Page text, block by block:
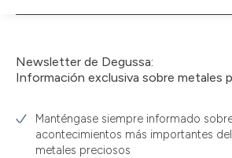
actualmente
Newsletter de Degussa:
Información exclusiva sobre metales
Manténgase siempre informado
acontecimientos más importantes
metales preciosos